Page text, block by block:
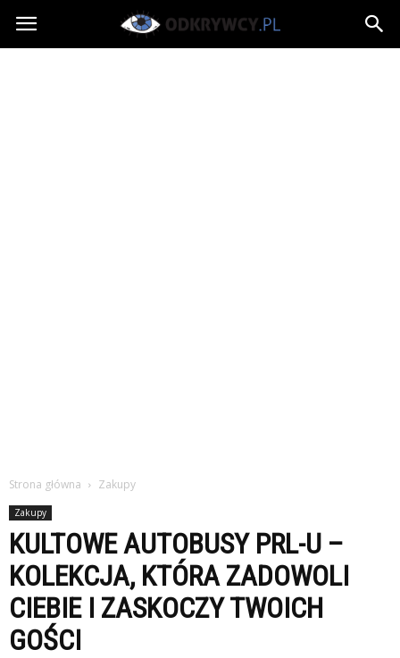
Odkrywcy.pl
Strona główna Zakupy
Zakupy
KULTOWE AUTOBUSY PRL-U –
KOLEKCJA, KTÓRA ZADOWOLI
CIEBIE I ZASKOCZY TWOICH
GOŚCI